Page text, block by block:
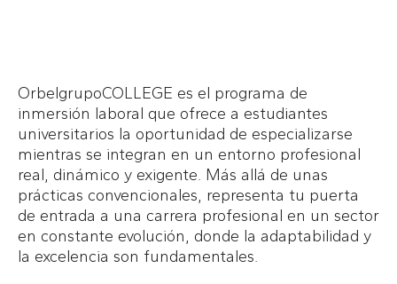
OrbelgrupoCOLLEGE es el programa de
inmersión laboral que ofrece a estudiantes
universitarios la oportunidad de especializarse
mientras se integran en un entorno profesional
real, dinámico y exigente. Más allá de unas
prácticas convencionales, representa tu puerta
de entrada a una carrera profesional en un sector
en constante evolución, donde la adaptabilidad y
la excelencia son fundamentales.